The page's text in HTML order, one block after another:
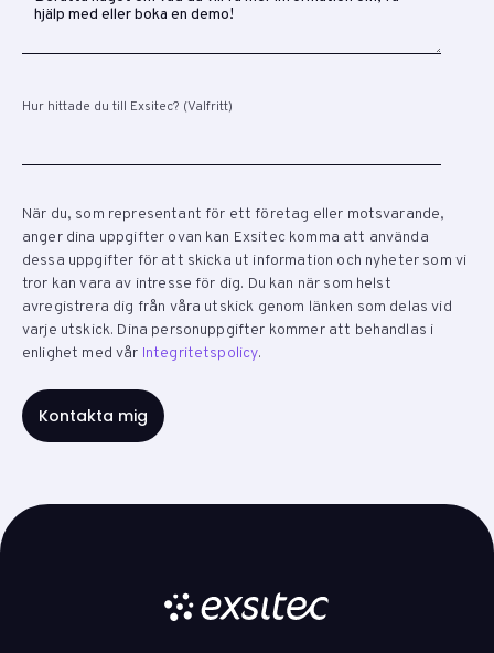
Hur hittade du till Exsitec? (Valfritt)
När du, som representant för ett företag eller motsvarande,
anger dina uppgifter ovan kan Exsitec komma att använda
dessa uppgifter för att skicka ut information och nyheter som vi
tror kan vara av intresse för dig. Du kan när som helst
avregistrera dig från våra utskick genom länken som delas vid
varje utskick. Dina personuppgifter kommer att behandlas i
enlighet med vår Integritetspolicy.